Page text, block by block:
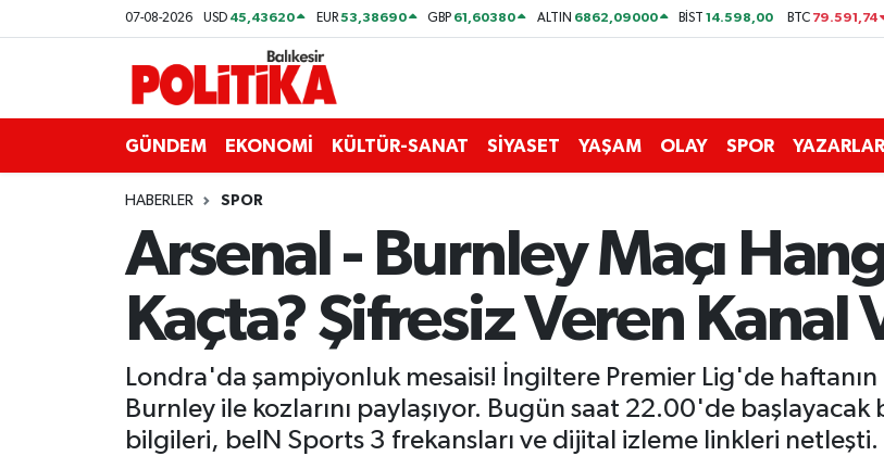
07-08-2026 USD 45,43620 EUR53,38690 GBP 61,60380 ALTIN 6862,09000 BİST14.598,00 BTC 79.591,74
GÜNDEM EKONOMİ KÜLTÜR-SANAT SİYASET YAŞAM OLAY SPOR YAZARLAR
HABERLER SPOR
Arsenal - Burnley Maçı
Kaçta? Şifresiz Veren Kanal
Londra'da şampiyonluk mesaisi! İngiltere Premier Lig'de haftanın
Burnley ile kozlarını paylaşıyor. Bugün saat 22.00'de başlayacak
bilgileri, beIN Sports 3 frekansları ve dijital izleme linkleri netleşti.
ASTROLOJİ
Bandırma
Burhaniye
Balıkesir Nöbetçi Eczaneler
Balıkesir Hava Durumu
Balıkesir Namaz Vakitleri
Balıkesir Trafik Yoğunluk Haritası
Süper Lig Puan Durumu ve Fikstür
Son Dakika Haberleri